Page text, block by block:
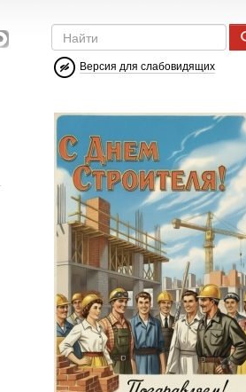
Версия для слабовидящих